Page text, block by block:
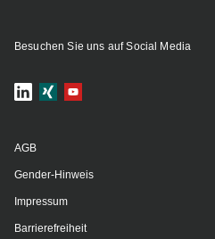
Besuchen Sie uns auf Social Media
AGB
Gender-Hinweis
Impressum
Barrierefreiheit